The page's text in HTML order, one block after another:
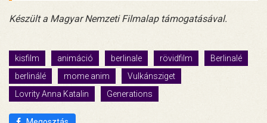
Készült a Magyar Nemzeti Filmalap támogatásával.
kisfilm animáció berlinale rövidfilm
Berlinalé
berlinálé
mome anim
Vulkánsziget
Lovrity Anna Katalin
Generations